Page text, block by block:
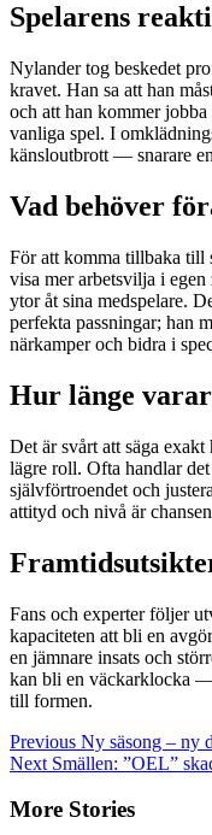
Spelarens
Nylander tog beskedet
kravet. Han sa att han
och att han kommer
vanliga spel. I
känsloutbrott — snarare
Vad behöver
För att komma tillbaka till
visa mer arbetsvilja i
ytor åt sina medspelare.
perfekta passningar; han
närkamper och bidra i
Hur länge
Det är svårt att säga
lägre roll. Ofta handlar
självförtroendet och
attityd och nivå är
Fans och experter följer
kapaciteten att bli en
en jämnare insats och
kan bli en väckarklocka
till formen.
Continue
Reading
Previous Ny säsong – ny
Next Smällen: ”OEL”
More Stories